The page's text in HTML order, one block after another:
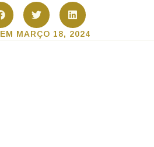
EM MARÇO 18, 2024